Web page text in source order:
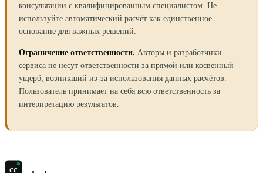
консультации с квалифицированным специалистом. Не
используйте автоматический расчёт как единственное
основание для важных решений.
Ограничение ответственности. Авторы и разработчики
сервиса не несут ответственности за прямой или косвенный
ущерб, возникший из-за использования данных расчётов.
Пользователь принимает на себя всю ответственность за
интерпретацию результатов.
cc